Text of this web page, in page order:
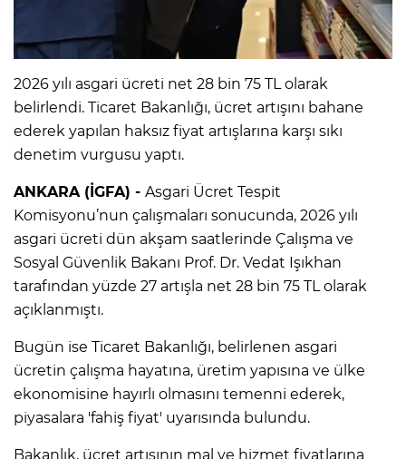
2026 yılı asgari ücreti net 28 bin 75 TL olarak
belirlendi. Ticaret Bakanlığı, ücret artışını bahane
ederek yapılan haksız fiyat artışlarına karşı sıkı
denetim vurgusu yaptı.
ANKARA (İGFA) - Asgari Ücret Tespit
Komisyonu’nun çalışmaları sonucunda, 2026 yılı
asgari ücreti dün akşam saatlerinde Çalışma ve
Sosyal Güvenlik Bakanı Prof. Dr. Vedat Işıkhan
tarafından yüzde 27 artışla net 28 bin 75 TL olarak
açıklanmıştı.
Bugün ise Ticaret Bakanlığı, belirlenen asgari
ücretin çalışma hayatına, üretim yapısına ve ülke
ekonomisine hayırlı olmasını temenni ederek,
piyasalara 'fahiş fiyat' uyarısında bulundu.
Bakanlık, ücret artışının mal ve hizmet fiyatlarına